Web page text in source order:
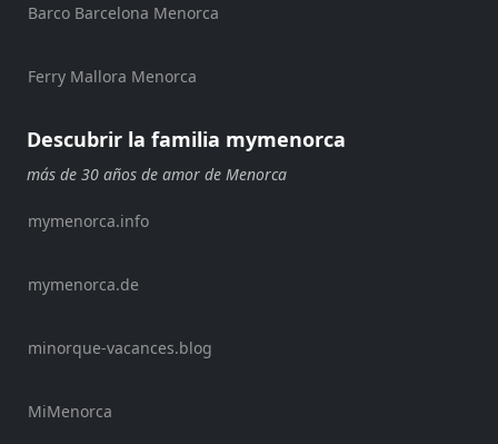
Chiringuitos
Beach
Shopping
Traslados
Alquiler
bicicletas
Standup
Alquiler
Barco Barcelona Menorca
Ferry Mallora Menorca
Descubrir la familia mymenorca
más de 30 años de amor de Menorca
mymenorca.info
mymenorca.de
minorque-vacances.blog
MiMenorca